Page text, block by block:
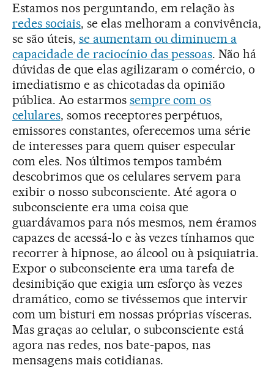
Estamos nos perguntando, em relação às
redes sociais, se elas melhoram a convivência,
se são úteis, se aumentam ou diminuem a
capacidade de raciocínio das pessoas. Não há
dúvidas de que elas agilizaram o comércio, o
imediatismo e as chicotadas da opinião
pública. Ao estarmos sempre com os
celulares, somos receptores perpétuos,
emissores constantes, oferecemos uma série
de interesses para quem quiser especular
com eles. Nos últimos tempos também
descobrimos que os celulares servem para
exibir o nosso subconsciente. Até agora o
subconsciente era uma coisa que
guardávamos para nós mesmos, nem éramos
capazes de acessá-lo e às vezes tínhamos que
recorrer à hipnose, ao álcool ou à psiquiatria.
Expor o subconsciente era uma tarefa de
desinibição que exigia um esforço às vezes
dramático, como se tivéssemos que intervir
com um bisturi em nossas próprias vísceras.
Mas graças ao celular, o subconsciente está
agora nas redes, nos bate-papos, nas
mensagens mais cotidianas.